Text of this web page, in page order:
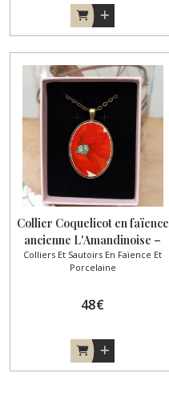
Collier Coquelicot en faïence
ancienne L'Amandinoise –
Pendentif ovale vintage
Colliers Et Sautoirs En Faïence Et
Porcelaine
48€